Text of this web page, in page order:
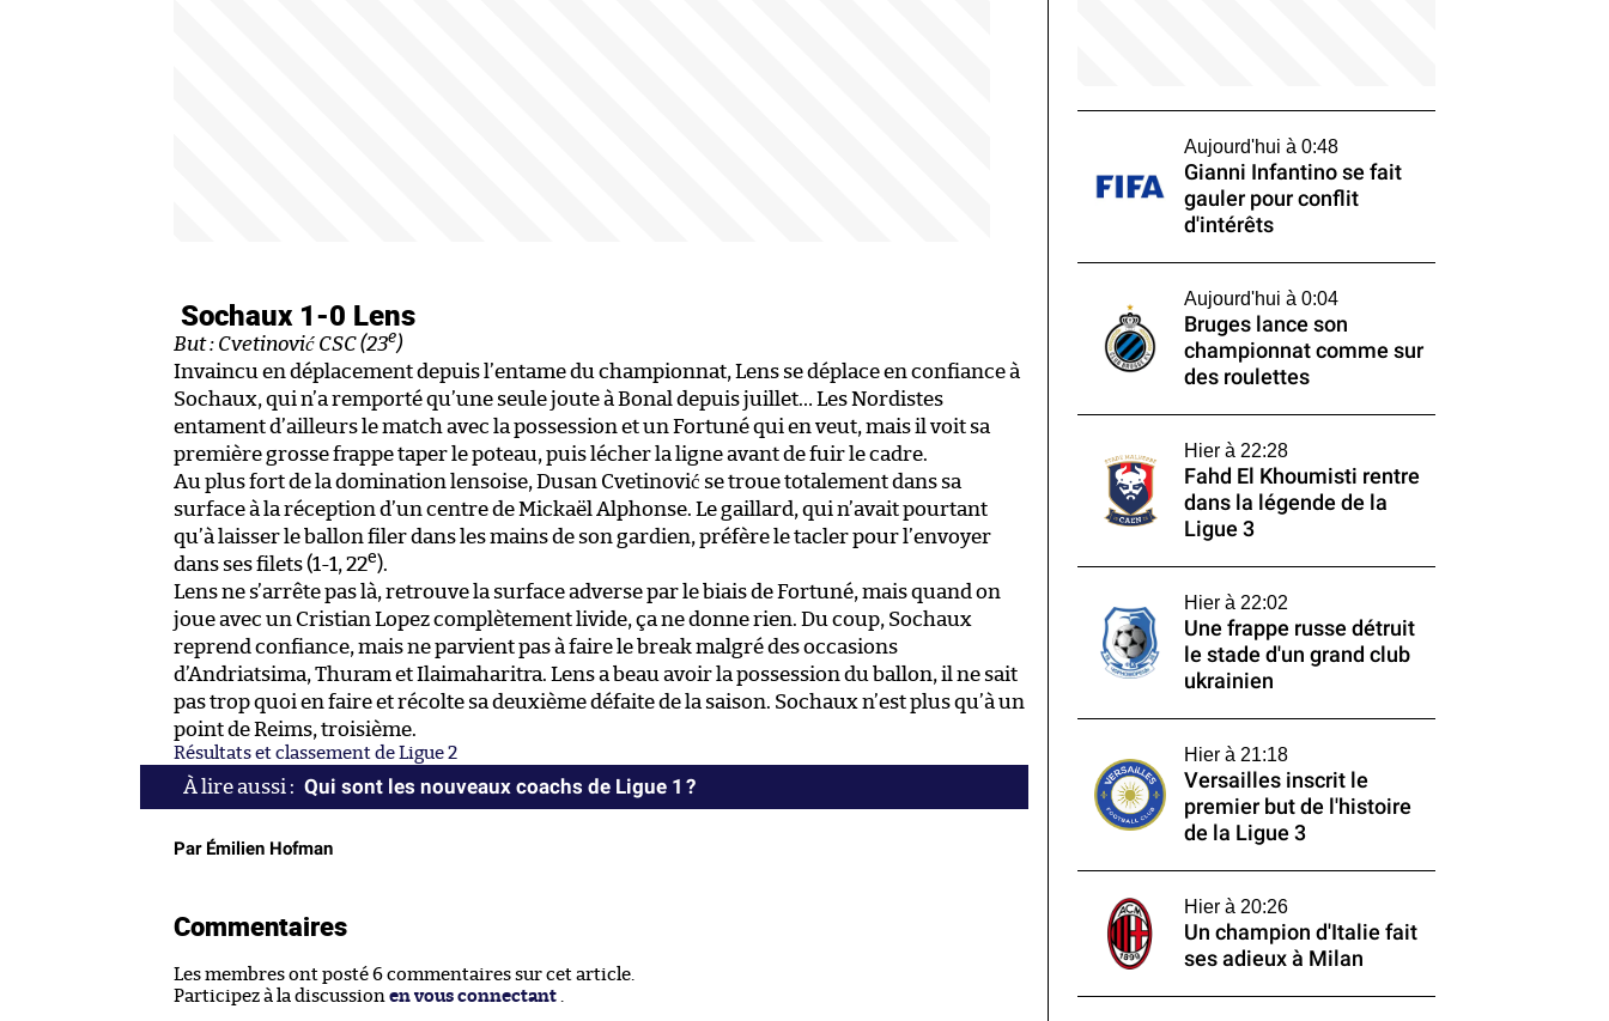
Sochaux 1-0 Lens
But : Cvetinović CSC (23e)
Invaincu en déplacement depuis l’entame du championnat, Lens se déplace en confiance à
Sochaux, qui n’a remporté qu’une seule joute à Bonal depuis juillet… Les Nordistes
entament d’ailleurs le match avec la possession et un Fortuné qui en veut, mais il voit sa
première grosse frappe taper le poteau, puis lécher la ligne avant de fuir le cadre.
Au plus fort de la domination lensoise, Dusan Cvetinović se troue totalement dans sa
surface à la réception d’un centre de Mickaël Alphonse. Le gaillard, qui n’avait pourtant
qu’à laisser le ballon filer dans les mains de son gardien, préfère le tacler pour l’envoyer
dans ses filets (1-1, 22e).
Lens ne s’arrête pas là, retrouve la surface adverse par le biais de Fortuné, mais quand on
joue avec un Cristian Lopez complètement livide, ça ne donne rien. Du coup, Sochaux
reprend confiance, mais ne parvient pas à faire le break malgré des occasions
d’Andriatsima, Thuram et Ilaimaharitra. Lens a beau avoir la possession du ballon, il ne sait
pas trop quoi en faire et récolte sa deuxième défaite de la saison. Sochaux n’est plus qu’à un
point de Reims, troisième.
Résultats et classement de Ligue 2
Qui sont les nouveaux coachs de Ligue 1 ?
Par Émilien Hofman
Commentaires
Les membres ont posté 6 commentaires sur cet article.
Participez à la discussion en vous connectant .
Aujourd'hui à 0:48
Gianni Infantino se fait
gauler pour conflit
d'intérêts
Aujourd'hui à 0:04
Bruges lance son
championnat comme sur
des roulettes
Hier à 22:28
Fahd El Khoumisti rentre
dans la légende de la
Ligue 3
Hier à 22:02
Une frappe russe détruit
le stade d'un grand club
ukrainien
Hier à 21:18
Versailles inscrit le
premier but de l'histoire
de la Ligue 3
Hier à 20:26
Un champion d'Italie fait
ses adieux à Milan